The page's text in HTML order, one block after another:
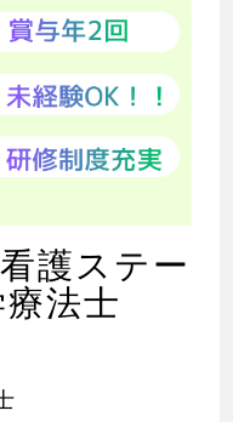
護ステー
療法士